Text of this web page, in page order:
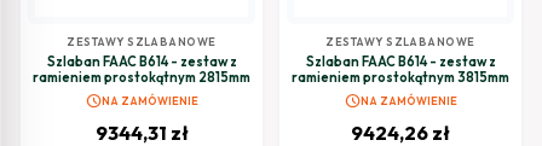
ZESTAWY SZLABANOWE
Szlaban FAAC B614 - zestaw z
ramieniem prostokątnym 2815mm
scheduleNA ZAMÓWIENIE
9344,31 zł
ZESTAWY SZLABANOWE
Szlaban FAAC B614 - zestaw z
ramieniem prostokątnym 3815mm
scheduleNA ZAMÓWIENIE
9424,26 zł